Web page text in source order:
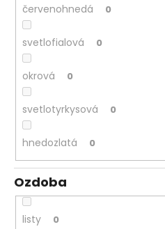
červenohnedá 0
svetlofialová 0
okrová 0
svetlotyrkysová 0
hnedozlatá 0
Ozdoba
listy 0